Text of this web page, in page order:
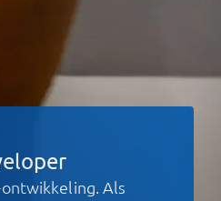
Als